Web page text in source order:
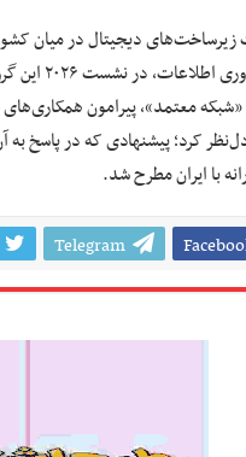
زیرساخت‌های دیجیتال در میان
پژوهشگاه
«شبکه معتمد»، پیرامون
کرد؛ پیشنهادی که در پاسخ به
با ایران مطرح شد.
Telegram